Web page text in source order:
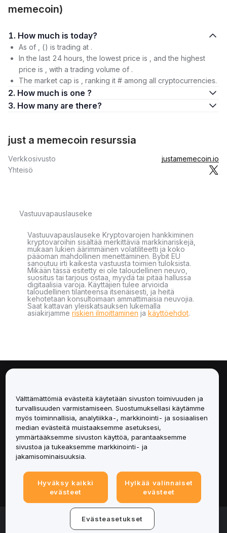
memecoin)
1. How much is today?
As of , () is trading at .
In the last 24 hours, the lowest price is , and the highest
price is , with a trading volume of .
The market cap is , ranking it # among all cryptocurrencies.
2. How much is one ?
3. How many are there?
just a memecoin resurssia
Verkkosivusto
justamemecoin.io
Yhteisö
Vastuuvapauslauseke
Vastuuvapauslauseke Kryptovarojen hankkiminen
kryptovaroihin sisältää merkittäviä markkinariskejä,
mukaan lukien äärimmäinen volatiliteetti ja koko
pääoman mahdollinen menettäminen. Bybit EU
sanoutuu irti kaikesta vastuusta toimien tuloksista.
Mikään tässä esitetty ei ole taloudellinen neuvo,
suositus tai tarjous ostaa, myydä tai pitää hallussa
digitaalisia varoja. Käyttäjien tulee arvioida
taloudellinen tilanteensa itsenäisesti, ja heitä
kehotetaan konsultoimaan ammattimaisia neuvojia.
Saat kattavan yleiskatsauksen lukemalla
asiakirjamme riskien ilmoittaminen ja käyttöehdot.
Palvelut
Tuki
Tuotteet
Lakiasiat
© 2025-2026 Bybit.eu. Kaikki oikeudet pidätetään.
Välttämättömiä evästeitä käytetään sivuston toimivuuden ja
turvallisuuden varmistamiseen. Suostumuksellasi käytämme
myös toiminnallisia, analytiikka-, markkinointi- ja sosiaalisen
median evästeitä muistaaksemme asetuksesi,
ymmärtääksemme sivuston käyttöä, parantaaksemme
sivustoa ja tukeaksemme markkinointi- ja
jakamisominaisuuksia.
Hyväksy kaikki
evästeet
Hylkää valinnaiset
evästeet
Evästeasetukset